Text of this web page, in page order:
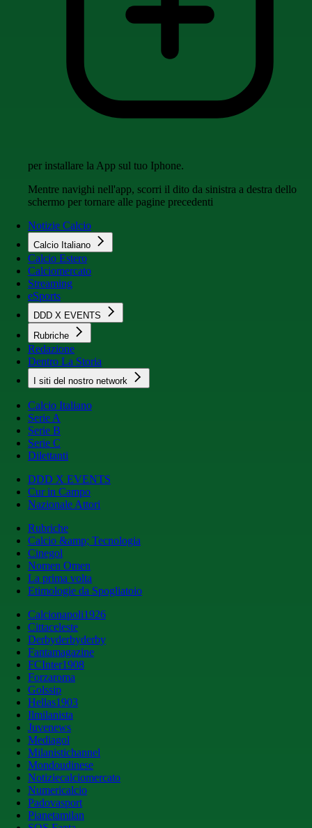
per installare la App sul tuo Iphone.
Mentre navighi nell'app, scorri il dito da sinistra a destra dello
schermo per tornare alle pagine precedenti
Notizie Calcio
Calcio Italiano
Calcio Estero
Calciomercato
Streaming
eSports
DDD X EVENTS
Rubriche
Redazione
Dentro La Storia
I siti del nostro network
Calcio Italiano
Serie A
Serie B
Serie C
Dilettanti
DDD X EVENTS
Cur in Campo
Nazionale Attori
Rubriche
Calcio &amp; Tecnologia
Cinegol
Nomen Omen
La prima volta
Etimologie da Spogliatoio
Calcionapoli1926
Cittaceleste
Derbyderbyderby
Fantamagazine
FCInter1908
Forzaroma
Golssip
Hellas1903
Ilmilanista
Juvenews
Mediagol
Milanistichannel
Mondoudinese
Notiziecalciomercato
Numericalcio
Padovasport
Pianetamilan